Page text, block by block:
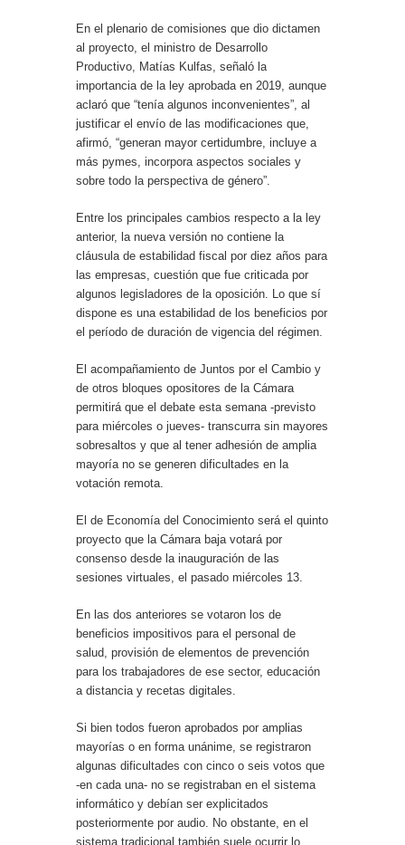
En el plenario de comisiones que dio dictamen
al proyecto, el ministro de Desarrollo
Productivo, Matías Kulfas, señaló la
importancia de la ley aprobada en 2019, aunque
aclaró que “tenía algunos inconvenientes”, al
justificar el envío de las modificaciones que,
afirmó, “generan mayor certidumbre, incluye a
más pymes, incorpora aspectos sociales y
sobre todo la perspectiva de género”.
Entre los principales cambios respecto a la ley
anterior, la nueva versión no contiene la
cláusula de estabilidad fiscal por diez años para
las empresas, cuestión que fue criticada por
algunos legisladores de la oposición. Lo que sí
dispone es una estabilidad de los beneficios por
el período de duración de vigencia del régimen.
El acompañamiento de Juntos por el Cambio y
de otros bloques opositores de la Cámara
permitirá que el debate esta semana -previsto
para miércoles o jueves- transcurra sin mayores
sobresaltos y que al tener adhesión de amplia
mayoría no se generen dificultades en la
votación remota.
El de Economía del Conocimiento será el quinto
proyecto que la Cámara baja votará por
consenso desde la inauguración de las
sesiones virtuales, el pasado miércoles 13.
En las dos anteriores se votaron los de
beneficios impositivos para el personal de
salud, provisión de elementos de prevención
para los trabajadores de ese sector, educación
a distancia y recetas digitales.
Si bien todos fueron aprobados por amplias
mayorías o en forma unánime, se registraron
algunas dificultades con cinco o seis votos que
-en cada una- no se registraban en el sistema
informático y debían ser explicitados
posteriormente por audio. No obstante, en el
sistema tradicional también suele ocurrir lo